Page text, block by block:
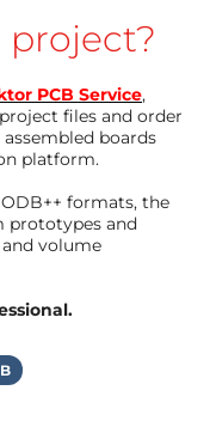
PCB Service,
files and order
boards
platform.
formats, the
prototypes and
volume